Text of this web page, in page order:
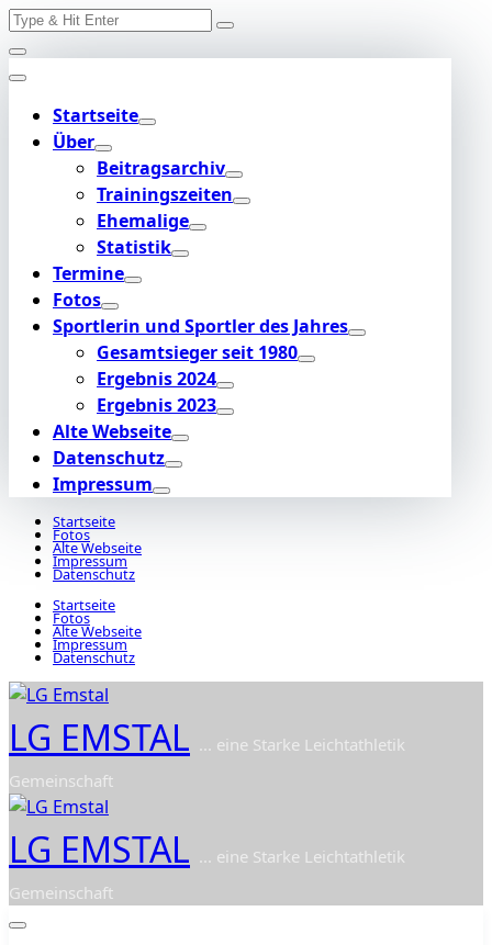
Skip
to
content
Search
Startseite
Über
Beitragsarchiv
Trainingszeiten
Ehemalige
Statistik
Termine
Fotos
Sportlerin und Sportler des Jahres
Gesamtsieger seit 1980
Ergebnis 2024
Ergebnis 2023
Alte Webseite
Datenschutz
Impressum
Startseite
Fotos
Alte Webseite
Impressum
Datenschutz
Startseite
Fotos
Alte Webseite
Impressum
Datenschutz
LG EMSTAL ... eine Starke Leichtathletik
Gemeinschaft
LG EMSTAL ... eine Starke Leichtathletik
Gemeinschaft